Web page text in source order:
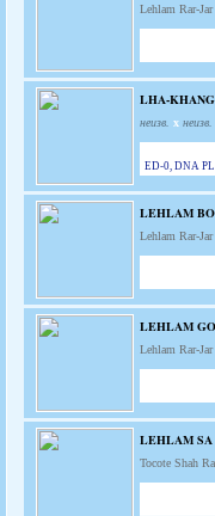
Lehlam Rar-Jar
LHA-
неизв. x неизв.
ED-0, DNA
LEHLAM
Lehlam Rar-Jar
LEHLAM
Lehlam Rar-Jar
LEHLAM SA
Tocote Shah